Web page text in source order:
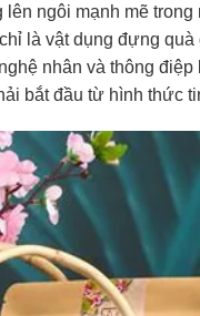
ngôi mạnh mẽ trong
là vật dụng đựng
nhân và thông
bắt đầu từ hình thức